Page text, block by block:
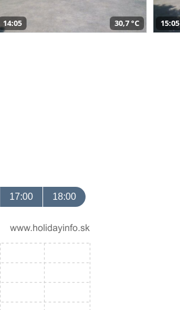
14:05 30,7 °C 15:05
17:00 18:00